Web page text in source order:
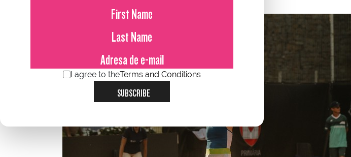
I agree to theTerms and Conditions
SUBSCRIBE